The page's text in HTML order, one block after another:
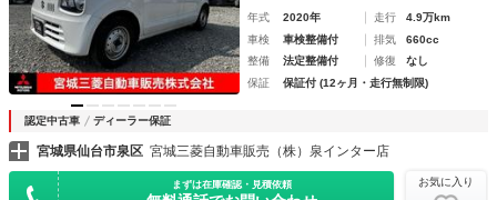
年式 2020年 走行
4.9万km
車検
車検整備付 排気
660cc
整備
法定整備付 修復
なし
保証
保証付 (12ヶ月・走行無制限)
認定中古車 ディーラー保証
宮城県仙台市泉区 宮城三菱自動車販売（株）泉インター店
まずは在庫確認・見積依頼 お気に入り